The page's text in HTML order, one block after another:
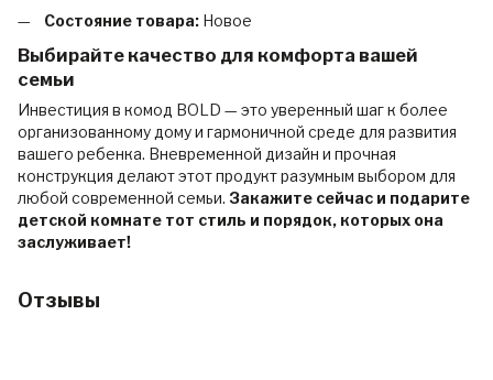
Состояние товара: Новое
Выбирайте качество для комфорта вашей
семьи
Инвестиция в комод BOLD — это уверенный шаг к более
организованному дому и гармоничной среде для развития
вашего ребенка. Вневременной дизайн и прочная
конструкция делают этот продукт разумным выбором для
любой современной семьи. Закажите сейчас и подарите
детской комнате тот стиль и порядок, которых она
заслуживает!
Отзывы